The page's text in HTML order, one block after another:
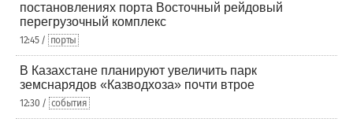
постановлениях порта Восточный рейдовый
перегрузочный комплекс
12:45 / порты
В Казахстане планируют увеличить парк
земснарядов «Казводхоза» почти втрое
12:30 / события